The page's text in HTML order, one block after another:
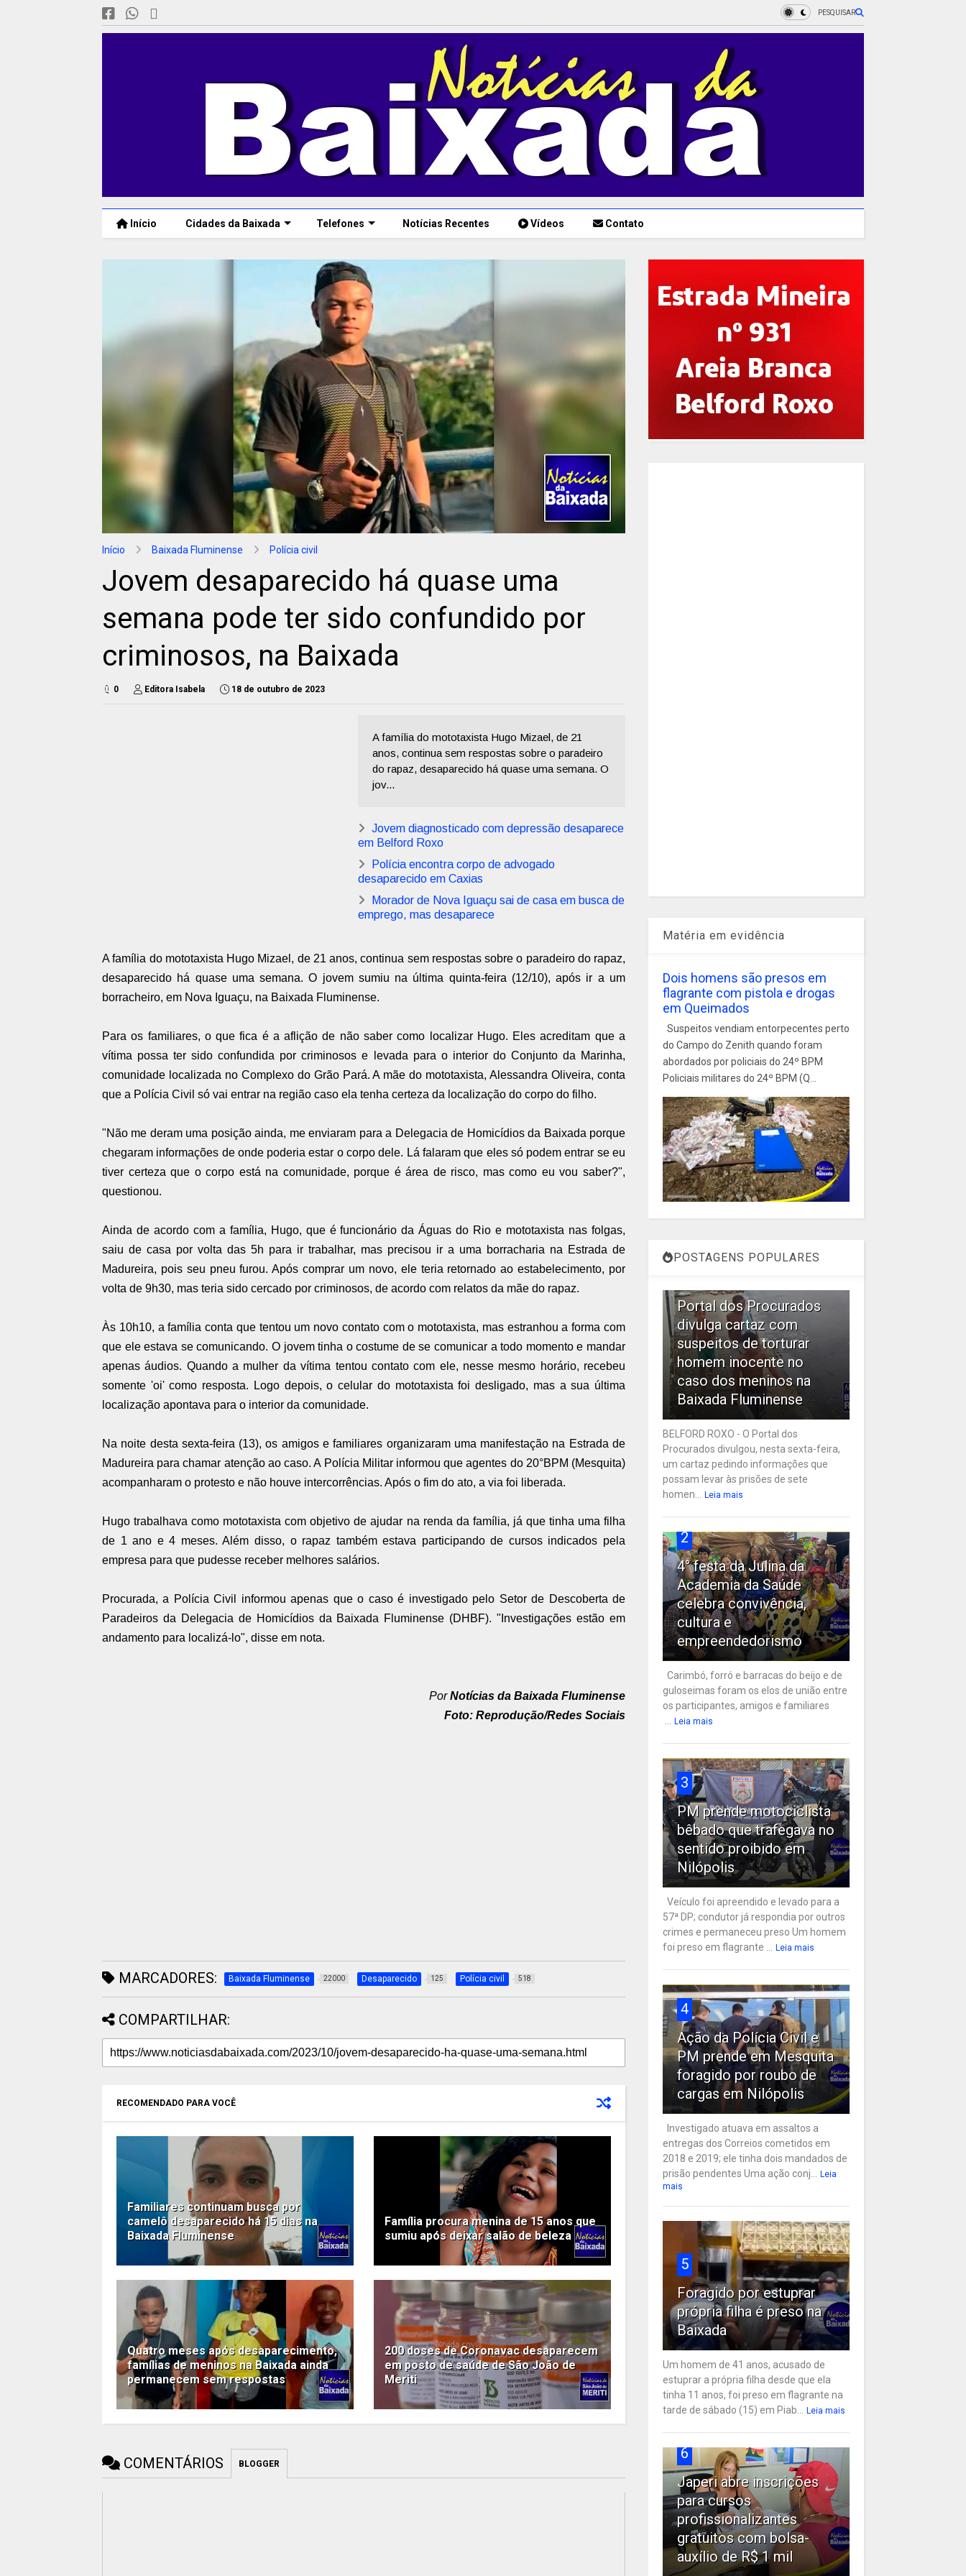
PESQUISAR
Início Cidades da Baixada Telefones Notícias Recentes Vídeos Contato
Início Baixada Fluminense Polícia civil
Jovem desaparecido há quase uma
semana pode ter sido confundido por
criminosos, na Baixada
0 Editora Isabela 18 de outubro de 2023
A família do mototaxista Hugo Mizael, de 21
anos, continua sem respostas sobre o paradeiro
do rapaz, desaparecido há quase uma semana. O
jov...
Jovem diagnosticado com depressão desaparece
em Belford Roxo
Polícia encontra corpo de advogado
desaparecido em Caxias
Morador de Nova Iguaçu sai de casa em busca de
emprego, mas desaparece
A família do mototaxista Hugo Mizael, de 21 anos, continua sem respostas sobre o paradeiro do rapaz,
desaparecido há quase uma semana. O jovem sumiu na última quinta-feira (12/10), após ir a um
borracheiro, em Nova Iguaçu, na Baixada Fluminense.
Para os familiares, o que fica é a aflição de não saber como localizar Hugo. Eles acreditam que a
vítima possa ter sido confundida por criminosos e levada para o interior do Conjunto da Marinha,
comunidade localizada no Complexo do Grão Pará. A mãe do mototaxista, Alessandra Oliveira, conta
que a Polícia Civil só vai entrar na região caso ela tenha certeza da localização do corpo do filho.
"Não me deram uma posição ainda, me enviaram para a Delegacia de Homicídios da Baixada porque
chegaram informações de onde poderia estar o corpo dele. Lá falaram que eles só podem entrar se eu
tiver certeza que o corpo está na comunidade, porque é área de risco, mas como eu vou saber?",
questionou.
Ainda de acordo com a família, Hugo, que é funcionário da Águas do Rio e mototaxista nas folgas,
saiu de casa por volta das 5h para ir trabalhar, mas precisou ir a uma borracharia na Estrada de
Madureira, pois seu pneu furou. Após comprar um novo, ele teria retornado ao estabelecimento, por
volta de 9h30, mas teria sido cercado por criminosos, de acordo com relatos da mãe do rapaz.
Às 10h10, a família conta que tentou um novo contato com o mototaxista, mas estranhou a forma com
que ele estava se comunicando. O jovem tinha o costume de se comunicar a todo momento e mandar
apenas áudios. Quando a mulher da vítima tentou contato com ele, nesse mesmo horário, recebeu
somente 'oi' como resposta. Logo depois, o celular do mototaxista foi desligado, mas a sua última
localização apontava para o interior da comunidade.
Na noite desta sexta-feira (13), os amigos e familiares organizaram uma manifestação na Estrada de
Madureira para chamar atenção ao caso. A Polícia Militar informou que agentes do 20°BPM (Mesquita)
acompanharam o protesto e não houve intercorrências. Após o fim do ato, a via foi liberada.
Hugo trabalhava como mototaxista com objetivo de ajudar na renda da família, já que tinha uma filha
de 1 ano e 4 meses. Além disso, o rapaz também estava participando de cursos indicados pela
empresa para que pudesse receber melhores salários.
Procurada, a Polícia Civil informou apenas que o caso é investigado pelo Setor de Descoberta de
Paradeiros da Delegacia de Homicídios da Baixada Fluminense (DHBF). "Investigações estão em
andamento para localizá-lo", disse em nota.
PorNotícias da Baixada Fluminense
Foto: Reprodução/Redes Sociais
MARCADORES: Baixada Fluminense 22000 Desaparecido 125 Polícia civil 518
COMPARTILHAR:
RECOMENDADO PARA VOCÊ
Familiares continuam busca por
camelô desaparecido há 15 dias na
Baixada Fluminense
Família procura menina de 15 anos que
sumiu após deixar salão de beleza
Quatro meses após desaparecimento,
famílias de meninos na Baixada ainda
permanecem sem respostas
200 doses de Coronavac desaparecem
em posto de saúde de São João de
Meriti
COMENTÁRIOS BLOGGER
Matéria em evidência
Dois homens são presos em
flagrante com pistola e drogas
em Queimados
Suspeitos vendiam entorpecentes perto
do Campo do Zenith quando foram
abordados por policiais do 24º BPM
Policiais militares do 24º BPM (Q...
POSTAGENS POPULARES
Portal dos Procurados
divulga cartaz com
suspeitos de torturar
homem inocente no
caso dos meninos na
Baixada Fluminense
BELFORD ROXO - O Portal dos
Procurados divulgou, nesta sexta-feira,
um cartaz pedindo informações que
possam levar às prisões de sete
homen... Leia mais
2
4° festa da Julina da
Academia da Saúde
celebra convivência,
cultura e
empreendedorismo
Carimbó, forró e barracas do beijo e de
guloseimas foram os elos de união entre
os participantes, amigos e familiares
... Leia mais
3
PM prende motociclista
bêbado que trafegava no
sentido proibido em
Nilópolis
Veículo foi apreendido e levado para a
57ª DP; condutor já respondia por outros
crimes e permaneceu preso Um homem
foi preso em flagrante ... Leia mais
4
Ação da Polícia Civil e
PM prende em Mesquita
foragido por roubo de
cargas em Nilópolis
Investigado atuava em assaltos a
entregas dos Correios cometidos em
2018 e 2019; ele tinha dois mandados de
prisão pendentes Uma ação conj... Leia
mais
5
Foragido por estuprar
própria filha é preso na
Baixada
Um homem de 41 anos, acusado de
estuprar a própria filha desde que ela
tinha 11 anos, foi preso em flagrante na
tarde de sábado (15) em Piab... Leia mais
6
Japeri abre inscrições
para cursos
profissionalizantes
gratuitos com bolsa-
auxílio de R$ 1 mil